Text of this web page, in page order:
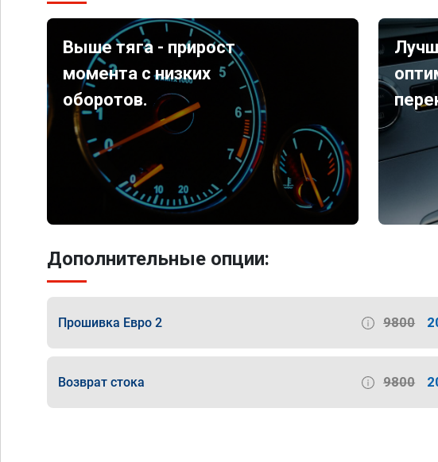
Выше тяга - прирост
момента с низких
оборотов.
Дополнительные опции:
Прошивка Евро 2 9800
Возврат стока 9800